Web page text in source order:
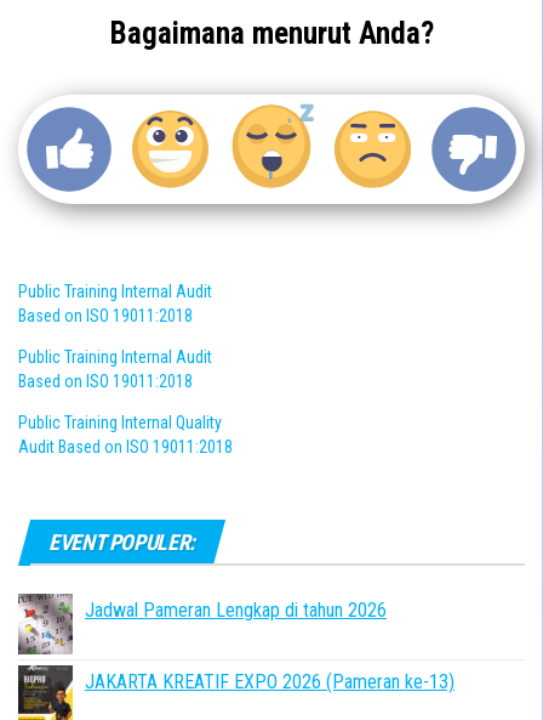
Bagaimana menurut Anda?
Public Training Internal Audit
Based on ISO 19011:2018
Public Training Internal Audit
Based on ISO 19011:2018
Public Training Internal Quality
Audit Based on ISO 19011:2018
EVENT POPULER:
Jadwal Pameran Lengkap di tahun 2026
JAKARTA KREATIF EXPO 2026 (Pameran ke-13)